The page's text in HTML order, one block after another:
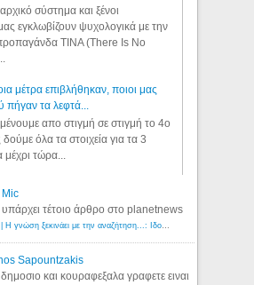
σύστημα και ξένοι
εγκλωβίζουν ψυχολογικά με την
TINA (There Is No
μέτρα επιβλήθηκαν, ποιοι μας
πήγαν τα λεφτά...
απο στιγμή σε στιγμή το 4ο
όλα τα στοιχεία για τα 3
τώρα...
Mic
υπάρχει τέτοιο άρθρο στο planetnews
Λόγιος Ερμής | Η γνώση ξεκινάει με την αναζήτηση...: Ιδού οι 18 που χρωστούν 11 δις ευρώ!
Sapountzakis
και κουραφεξαλα γραφετε ειναι